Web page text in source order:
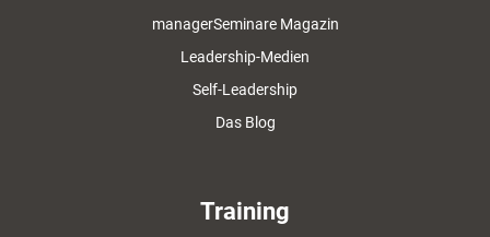
managerSeminare Magazin
Leadership-Medien
Self-Leadership
Das Blog
Training